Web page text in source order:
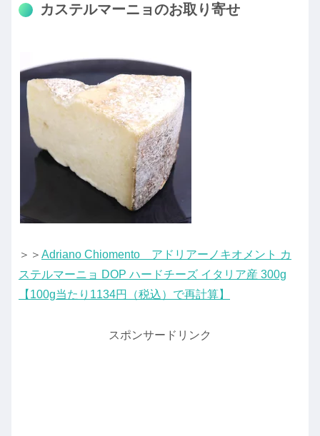
カステルマーニョのお取り寄せ
＞＞ Adriano Chiomento アドリアーノキオメント カ
ステルマーニョ DOP ハードチーズ イタリア産 300g
【100g当たり1134円（税込）で再計算】
スポンサードリンク